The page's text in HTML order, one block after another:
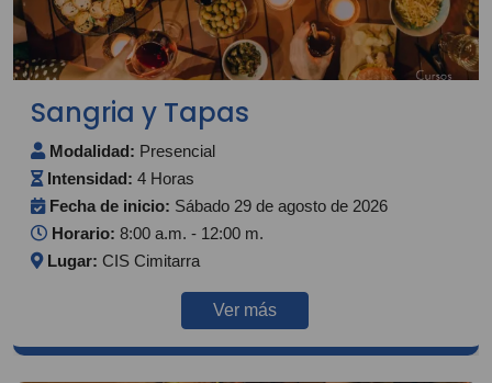
Sangria y Tapas
Modalidad: Presencial
Intensidad: 4 Horas
Fecha de inicio: Sábado 29 de agosto de 2026
Horario: 8:00 a.m. - 12:00 m.
Lugar: CIS Cimitarra
Ver más